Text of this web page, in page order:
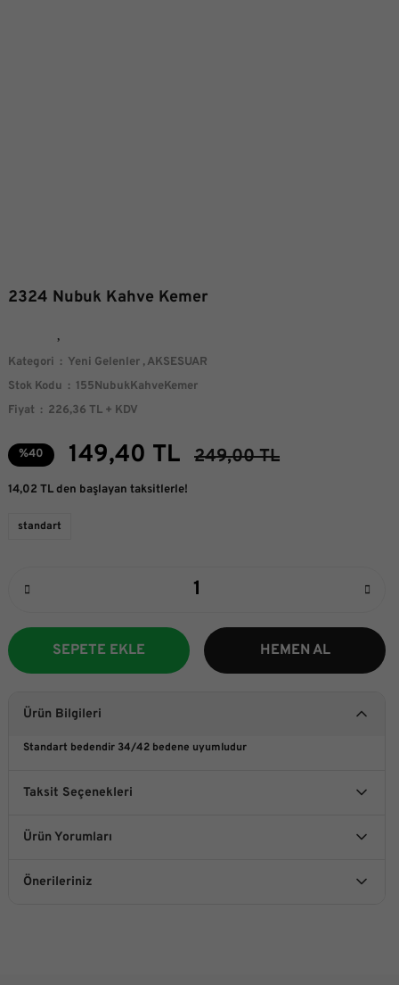
2324 Nubuk Kahve Kemer
Kategori Yeni Gelenler ,AKSESUAR
Stok Kodu
155NubukKahveKemer
Fiyat
226,36 TL + KDV
%40 149,40 TL 249,00 TL
14,02 TL den başlayan taksitlerle!
standart
SEPETE EKLE HEMEN AL
Ürün Bilgileri
Standart bedendir 34/42 bedene uyumludur
Taksit Seçenekleri
Ürün Yorumları
Önerileriniz